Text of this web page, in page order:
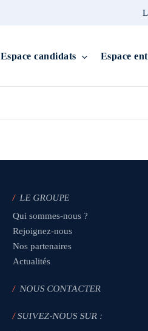
Espace candidats Espace
/ LE GROUPE
Qui sommes-nous ?
Rejoignez-nous
Nos partenaires
Actualités
/NOUS CONTACTER
/SUIVEZ-NOUS SUR :